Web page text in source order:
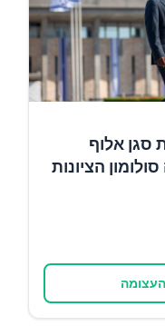
סגן אלוף
הציונות